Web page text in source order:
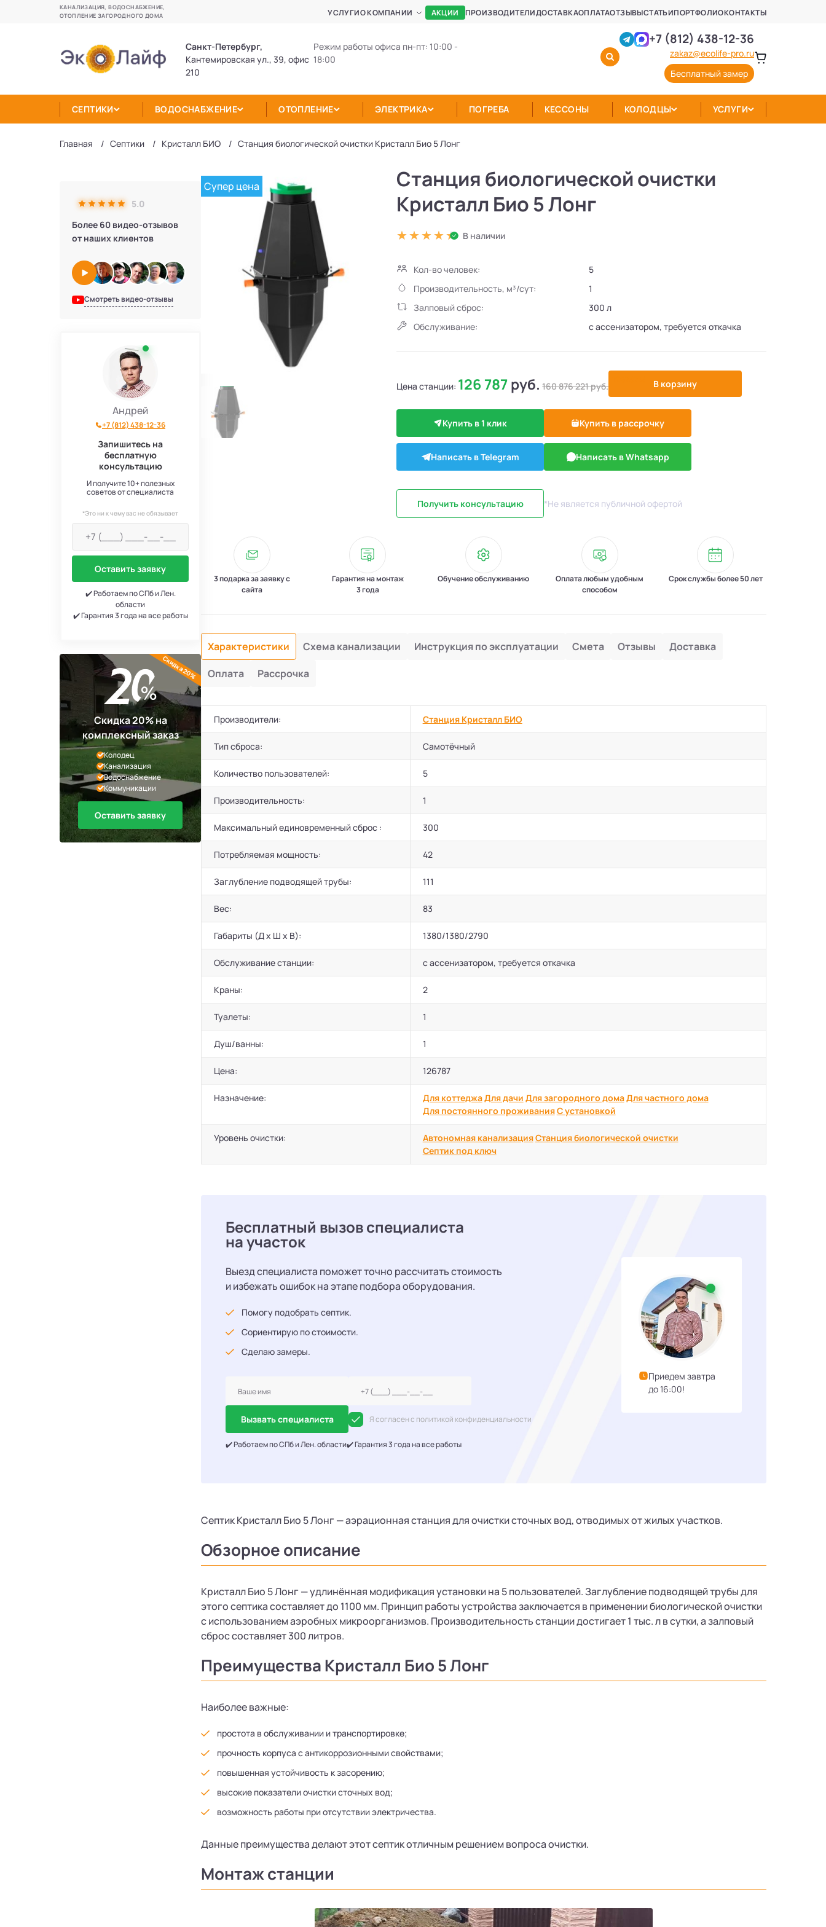
КАНАЛИЗАЦИЯ, ВОДОСНАБЖЕНИЕ,
ОТОПЛЕНИЕ ЗАГОРОДНОГО ДОМА
УСЛУГИО КОМПАНИИ АКЦИИ ПРОИЗВОДИТЕЛИДОСТАВКАОПЛАТАОТЗЫВЫСТАТЬИПОРТФОЛИОКОНТАКТЫ
Санкт-Петербург,
Кантемировская ул., 39, офис
210
Режим работы офиса пн-пт: 10:00 -
18:00
+7 (812) 438-12-36
zakaz@ecolife-pro.ru
Бесплатный замер
СЕПТИКИ ВОДОСНАБЖЕНИЕ ОТОПЛЕНИЕ ЭЛЕКТРИКА ПОГРЕБА КЕССОНЫ КОЛОДЦЫ УСЛУГИ
Главная Септики Кристалл БИО Станция биологической очистки Кристалл Био 5 Лонг
5.0
Более 60 видео-отзывов
от наших клиентов
Смотреть видео-отзывы
Андрей
+7 (812) 438-12-36
Запишитесь на
бесплатную
консультацию
И получите 10+ полезных
советов от специалиста
*Это ни к чему вас не обязывает
Оставить заявку
✔️ Работаем по СПб и Лен.
области
✔️ Гарантия 3 года на все работы
Скидка 20% на
комплексный заказ
Колодец
Канализация
Водоснабжение
Коммуникации
Оставить заявку
Скидка 20%
Супер цена
Станция биологической очистки
Кристалл Био 5 Лонг
В наличии
Кол-во человек:
5
Производительность, м³/сут:
1
Залповый сброс:
300 л
Обслуживание:
с ассенизатором, требуется откачка
Цена станции: 126 787руб. 160 876 221руб. В корзину
Купить в 1 клик Купить в рассрочку
Написать в Telegram Написать в Whatsapp
Получить консультацию *Не является публичной офертой
3 подарка за заявку с
сайта
Гарантия на монтаж
3 года
Обучение обслуживанию
Оплата любым удобным
способом
Срок службы более 50 лет
Характеристики Схема канализации Инструкция по эксплуатации Смета Отзывы
Доставка
Оплата
Рассрочка
Производители: Станция Кристалл БИО
Тип сброса: Самотёчный
Количество пользователей: 5
Производительность: 1
Максимальный единовременный сброс : 300
Потребляемая мощность: 42
Заглубление подводящей трубы: 111
Вес: 83
Габариты (Д х Ш х В): 1380/1380/2790
Обслуживание станции: с ассенизатором, требуется откачка
Краны: 2
Туалеты: 1
Душ/ванны: 1
Цена: 126787
Назначение: Для коттеджаДля дачи Для загородного домаДля частного дома
Для постоянного проживанияС установкой
Уровень очистки: Автономная канализацияСтанция биологической очистки
Септик под ключ
Бесплатный вызов специалиста
на участок
Выезд специалиста поможет точно рассчитать стоимость
и избежать ошибок на этапе подбора оборудования.
Помогу подобрать септик.
Сориентирую по стоимости.
Сделаю замеры.
Вызвать специалиста Я согласен с политикой конфиденциальности
✔️ Работаем по СПб и Лен. области✔️ Гарантия 3 года на все работы
Приедем завтра
до 16:00!
Септик Кристалл Био 5 Лонг — аэрационная станция для очистки сточных вод, отводимых от жилых участков.
Обзорное описание
Кристалл Био 5 Лонг — удлинённая модификация установки на 5 пользователей. Заглубление подводящей трубы для
этого септика составляет до 1100 мм. Принцип работы устройства заключается в применении биологической очистки
с использованием аэробных микроорганизмов. Производительность станции достигает 1 тыс. л в сутки, а залповый
сброс составляет 300 литров.
Преимущества Кристалл Био 5 Лонг
Наиболее важные:
простота в обслуживании и транспортировке;
прочность корпуса с антикоррозионными свойствами;
повышенная устойчивость к засорению;
высокие показатели очистки сточных вод;
возможность работы при отсутствии электричества.
Данные преимущества делают этот септик отличным решением вопроса очистки.
Монтаж станции